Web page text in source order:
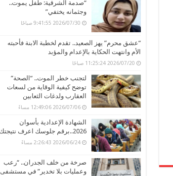
“صدمة الشرقية: طفل يموت..
وجثمانه يختفي”
2026/07/30 9:41:55 صباحًا
“عشق محرم” يهز الصعيد.. تقدم لخطبة الابنة فأحبته
الأم وانتهت الحكاية بالإعدام والمؤبد
2026/07/20 11:25:24 صباحًا
لتجنب خطر الموت.. “الصحة”
توضح كيفية الوقاية من لسعات
العقارب ولدغات الثعابين
2026/07/06 12:49:06 مساءً
الشهادة الإعدادية بأسوان
2026..برقم جلوسك اعرف نتيجتك
2026/06/24 2:26:43 مساءً
صرخة من خلف الجدران.. “رعب
وعمليات بلا تخدير” في مستشفى